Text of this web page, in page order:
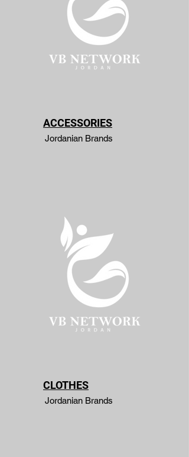
ACCESSORIES
Jordanian Brands
CLOTHES
Jordanian Brands